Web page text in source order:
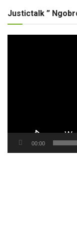
Justictalk ”
00:00